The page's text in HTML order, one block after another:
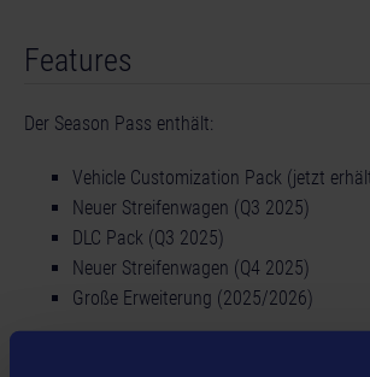
Features
Der Season Pass enthält:
Vehicle Customization Pack (jetzt
Neuer Streifenwagen (Q3 2025)
DLC Pack (Q3 2025)
Neuer Streifenwagen (Q4 2025)
Große Erweiterung (2025/2026)